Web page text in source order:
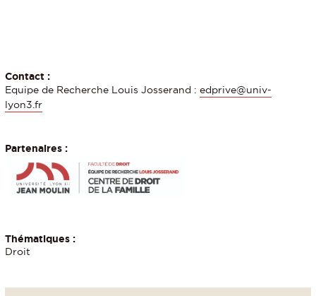
Contact :
Equipe de Recherche Louis Josserand : edprive@univ-
lyon3.fr
Partenaires :
Thématiques :
Droit